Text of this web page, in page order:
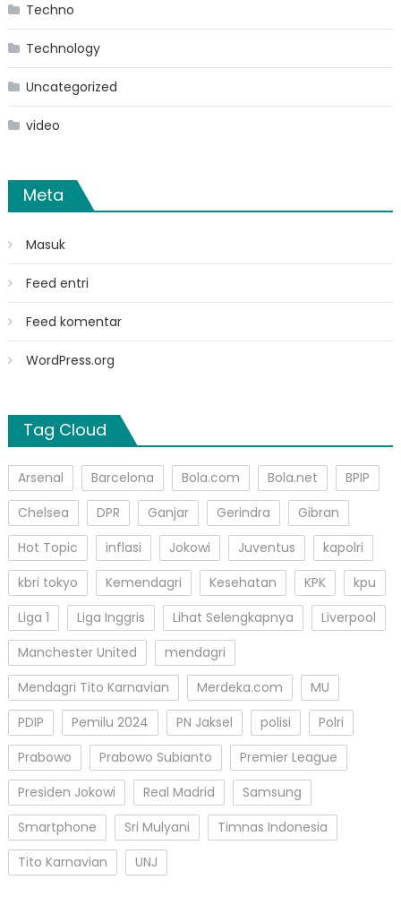
Techno
Technology
Uncategorized
video
Meta
Masuk
Feed entri
Feed komentar
WordPress.org
Tag Cloud
Arsenal Barcelona Bola.com Bola.net
BPIP
Chelsea
DPR Ganjar Gerindra
Gibran
Hot Topic
inflasi Jokowi Juventus
kapolri
kbri tokyo
Kemendagri Kesehatan KPK
kpu
Liga 1
Liga Inggris Lihat Selengkapnya
Liverpool
Manchester United
mendagri
Mendagri Tito Karnavian
Merdeka.com
MU
PDIP
Pemilu 2024 PN Jaksel polisi
Polri
Prabowo
Prabowo Subianto
Premier League
Presiden Jokowi
Real Madrid
Samsung
Smartphone
Sri Mulyani
Timnas Indonesia
Tito Karnavian
UNJ